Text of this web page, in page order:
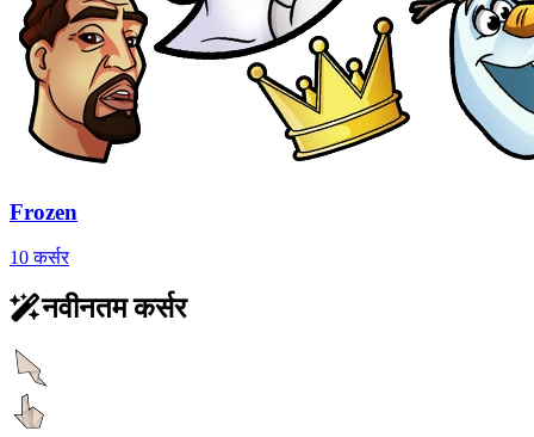
Frozen
10 कर्सर
नवीनतम कर्सर